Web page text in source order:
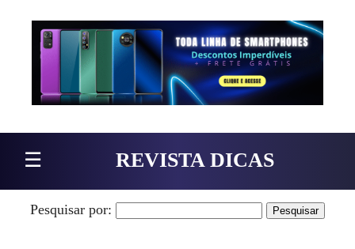
Pular para o conteúdo
☰ REVISTA DICAS
Pesquisar por: